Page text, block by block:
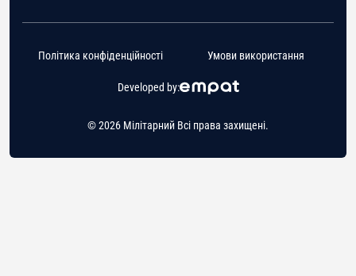
© 2026 Мілітарний Всі права захищені.
Developed by:
Політика конфіденційності Умови використання